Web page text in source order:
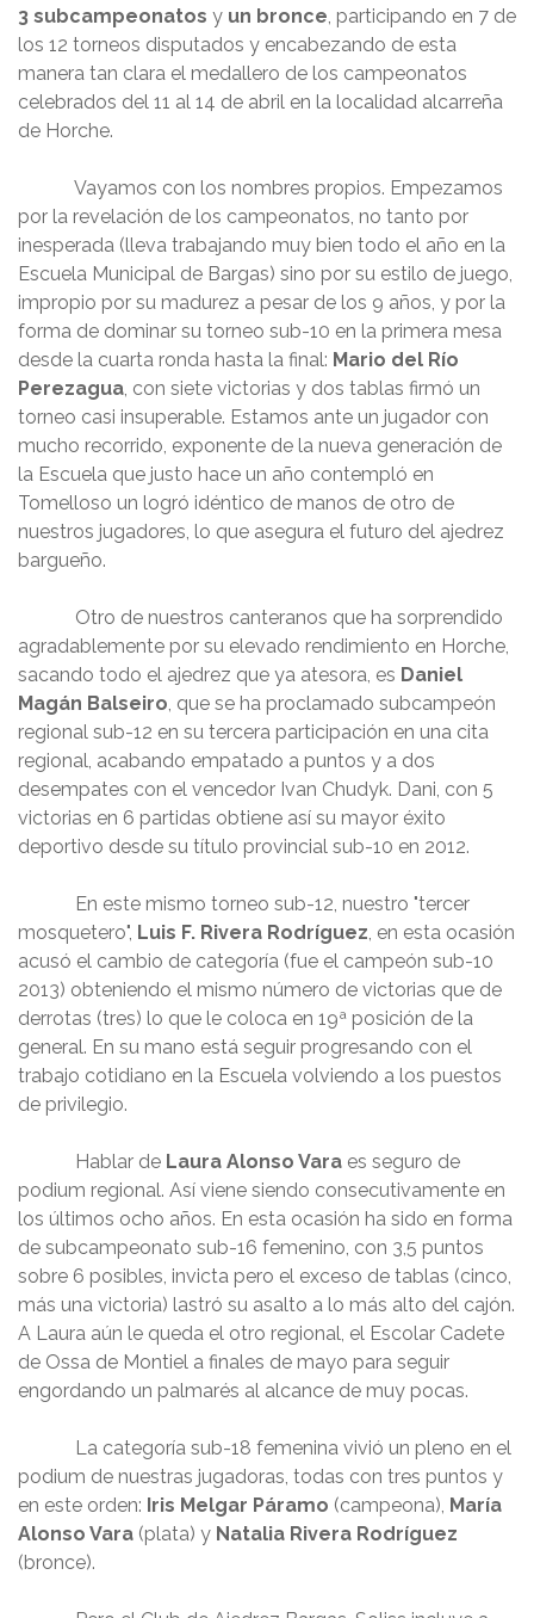
3 subcampeonatos y un bronce, participando en 7 de
los 12 torneos disputados y encabezando de esta
manera tan clara el medallero de los campeonatos
celebrados del 11 al 14 de abril en la localidad alcarreña
de Horche.
Vayamos con los nombres propios. Empezamos
por la revelación de los campeonatos, no tanto por
inesperada (lleva trabajando muy bien todo el año en la
Escuela Municipal de Bargas) sino por su estilo de juego,
impropio por su madurez a pesar de los 9 años, y por la
forma de dominar su torneo sub-10 en la primera mesa
desde la cuarta ronda hasta la final: Mario del Río
Perezagua, con siete victorias y dos tablas firmó un
torneo casi insuperable. Estamos ante un jugador con
mucho recorrido, exponente de la nueva generación de
la Escuela que justo hace un año contempló en
Tomelloso un logró idéntico de manos de otro de
nuestros jugadores, lo que asegura el futuro del ajedrez
bargueño.
Otro de nuestros canteranos que ha sorprendido
agradablemente por su elevado rendimiento en Horche,
sacando todo el ajedrez que ya atesora, es Daniel
Magán Balseiro, que se ha proclamado subcampeón
regional sub-12 en su tercera participación en una cita
regional, acabando empatado a puntos y a dos
desempates con el vencedor Ivan Chudyk. Dani, con 5
victorias en 6 partidas obtiene así su mayor éxito
deportivo desde su título provincial sub-10 en 2012.
En este mismo torneo sub-12, nuestro "tercer
mosquetero", Luis F. Rivera Rodríguez, en esta ocasión
acusó el cambio de categoría (fue el campeón sub-10
2013) obteniendo el mismo número de victorias que de
derrotas (tres) lo que le coloca en 19ª posición de la
general. En su mano está seguir progresando con el
trabajo cotidiano en la Escuela volviendo a los puestos
de privilegio.
Hablar de Laura Alonso Vara es seguro de
podium regional. Así viene siendo consecutivamente en
los últimos ocho años. En esta ocasión ha sido en forma
de subcampeonato sub-16 femenino, con 3,5 puntos
sobre 6 posibles, invicta pero el exceso de tablas (cinco,
más una victoria) lastró su asalto a lo más alto del cajón.
A Laura aún le queda el otro regional, el Escolar Cadete
de Ossa de Montiel a finales de mayo para seguir
engordando un palmarés al alcance de muy pocas.
La categoría sub-18 femenina vivió un pleno en el
podium de nuestras jugadoras, todas con tres puntos y
en este orden: Iris Melgar Páramo (campeona), María
Alonso Vara (plata) y Natalia Rivera Rodríguez
(bronce).